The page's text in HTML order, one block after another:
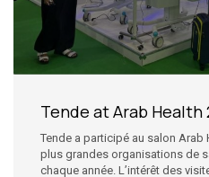
Tende at Arab Health
Tende a participé au salon Arab
plus grandes organisations de
chaque année. L’intérêt des